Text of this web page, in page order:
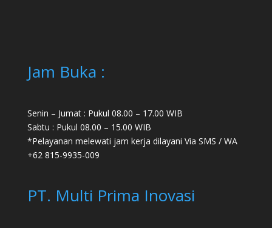
Jam Buka :
Senin – Jumat : Pukul 08.00 – 17.00 WIB
Sabtu : Pukul 08.00 – 15.00 WIB
*Pelayanan melewati jam kerja dilayani Via SMS / WA
+62 815-9935-009
PT. Multi Prima Inovasi